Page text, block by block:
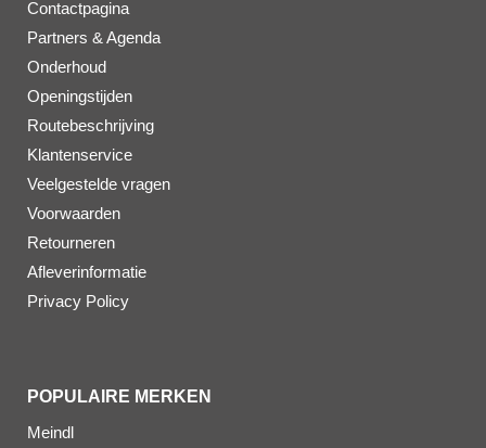
Contactpagina
Partners & Agenda
Onderhoud
Openingstijden
Routebeschrijving
Klantenservice
Veelgestelde vragen
Voorwaarden
Retourneren
Afleverinformatie
Privacy Policy
POPULAIRE MERKEN
Meindl